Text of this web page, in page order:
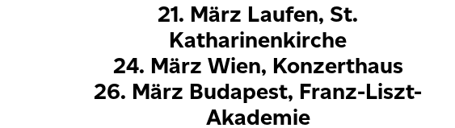
21. März Laufen, St.
Katharinenkirche
24. März Wien, Konzerthaus
26. März Budapest, Franz-Liszt-
Akademie